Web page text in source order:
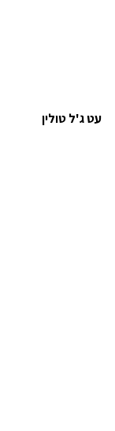
עט ג'ל טולין